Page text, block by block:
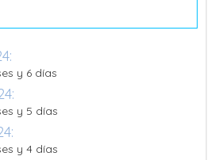
y 6 días
y 5 días
y 4 días